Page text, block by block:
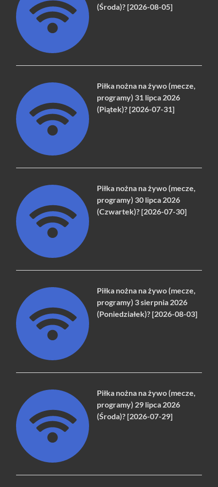
(Środa)? [2026-08-05]
Piłka nożna na żywo (mecze,
programy) 31 lipca 2026
(Piątek)? [2026-07-31]
Piłka nożna na żywo (mecze,
programy) 30 lipca 2026
(Czwartek)? [2026-07-30]
Piłka nożna na żywo (mecze,
programy) 3 sierpnia 2026
(Poniedziałek)? [2026-08-03]
Piłka nożna na żywo (mecze,
programy) 29 lipca 2026
(Środa)? [2026-07-29]